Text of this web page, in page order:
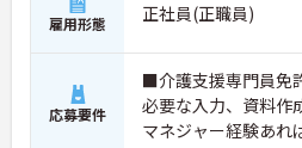
雇用形態 正社員(正職員)
応募要件
■介護支援専門員免
必要な入力、資料
マネジャー経験あれ